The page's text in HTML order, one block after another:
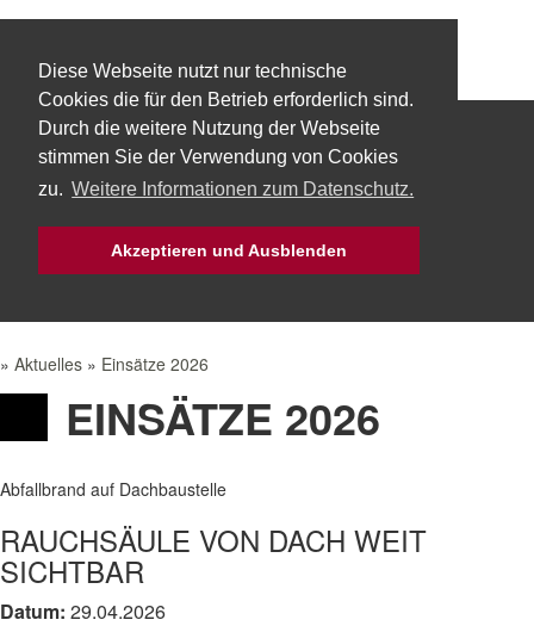
Diese Webseite nutzt nur technische
Cookies die für den Betrieb erforderlich sind.
Durch die weitere Nutzung der Webseite
stimmen Sie der Verwendung von Cookies
zu. Weitere Informationen zum Datenschutz.
Akzeptieren und Ausblenden
Start Über uns Fachbereiche
» Aktuelles » Einsätze 2026
EINSÄTZE 2026
Abfallbrand auf Dachbaustelle
RAUCHSÄULE VON DACH WEIT
SICHTBAR
Datum: 29.04.2026